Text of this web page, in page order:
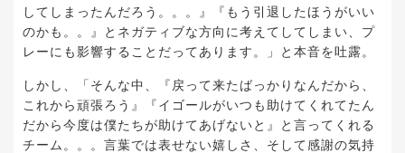
してしまったんだろう。。。』『もう引退したほうがいい
のかも。。』とネガティブな方向に考えてしてしまい、プ
レーにも影響することだってあります。」と本音を吐露。
しかし、「そんな中、『戻って来たばっかりなんだから、
これから頑張ろう』『イゴールがいつも助けてくれてたん
だから今度は僕たちが助けてあげないと』と言ってくれる
チーム。。。言葉では表せない嬉しさ、そして感謝の気持